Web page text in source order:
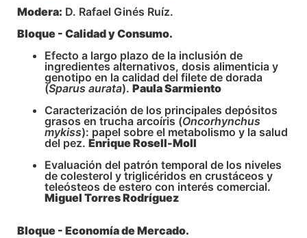
Modera: D. Rafael Ginés Ruíz.
Bloque - Calidad y Consumo.
Efecto a largo plazo de la inclusión de
ingredientes alternativos, dosis alimenticia y
genotipo en la calidad del filete de dorada
(Sparus aurata). Paula Sarmiento
Caracterización de los principales depósitos
grasos en trucha arcoíris (Oncorhynchus
mykiss): papel sobre el metabolismo y la salud
del pez. Enrique Rosell-Moll
Evaluación del patrón temporal de los niveles
de colesterol y triglicéridos en crustáceos y
teleósteos de estero con interés comercial.
Miguel Torres Rodríguez
Bloque - Economía de Mercado.